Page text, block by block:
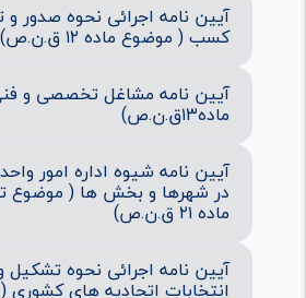
آیین نامه اجرائی نحوه صدور و
کسب ( موضوع ماده ۱۲ ق.ن.ص)
آیین نامه مشاغل تخصصی و
ماده۱۳ق.ن.ص)
آیین نامه شیوه اداره امور
ماده ۲۱ ق.ن.ص)
آیین نامه اجرائی نحوه تشکیل
انتخابات اتحادیه های